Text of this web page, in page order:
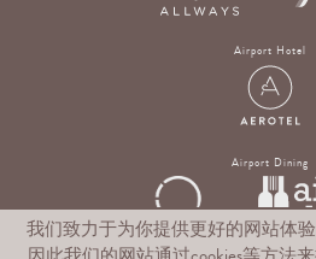
Airport Hotel
Airport Dining
我们致力于为你提供更好的网站体